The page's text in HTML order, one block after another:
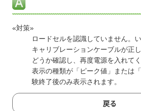
«対策»
ロードセルを認識していません。
キャリブレーションケーブルが正
どうか確認し、再度電源を入れてく
表示の種類が「ピーク値」または
験終了後のみ表示されます。
戻る